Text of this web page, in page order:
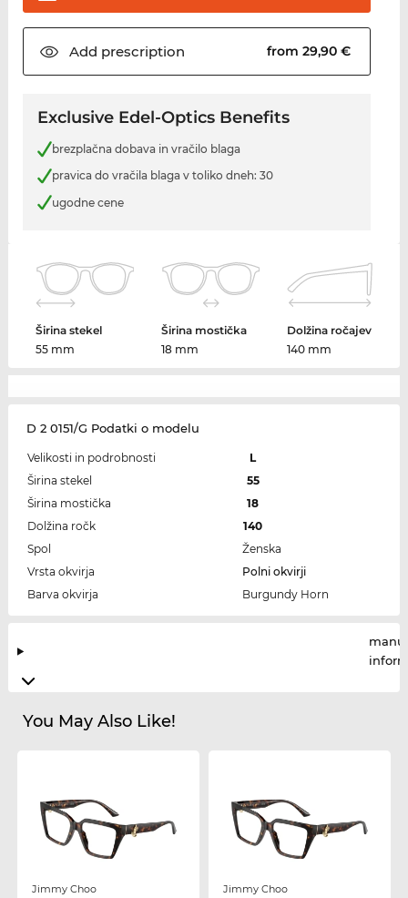
Add prescription from 29,90 €
Exclusive Edel-Optics Benefits
brezplačna dobava in vračilo blaga
pravica do vračila blaga v toliko dneh: 30
ugodne cene
Širina stekel
55 mm
Širina mostička
18 mm
Dolžina ročajev
140 mm
D 2 0151/G Podatki o modelu
Velikosti in podrobnosti
L
Širina stekel
55
Širina mostička
18
Dolžina ročk
140
Spol
Ženska
Vrsta okvirja
Polni okvirji
Barva okvirja
Burgundy Horn
You May Also Like!
Jimmy Choo Jimmy Choo